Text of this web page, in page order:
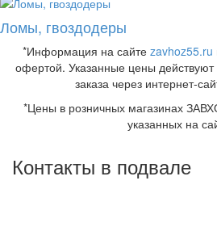
Ломы, гвоздодеры
*Информация на сайте zavhoz55.ru
офертой. Указанные цены
заказа через интернет-
*Цены в розничных магазинах
указанных на
Контакты в подвале